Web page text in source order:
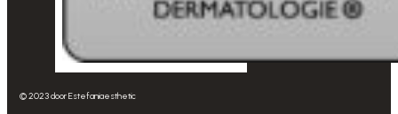
© 2023 door Estefaniaesthetic